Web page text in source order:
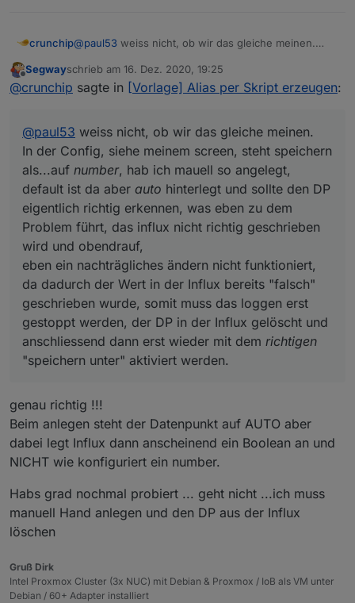
    "FLAGS": 1,
  },
  "from": "system.adapter.hm-rega.0",
  "_id": "hm-rpc.0.blabla.ENERGY_COUNTER",
  "acl": {
    "object": 1636,
    "owner": "system.user.admin",
"ownerGroup":
    "state": 1636
  }
crunchip@paul53 weiss nicht, ob wir das gleiche meinen.
als...aufnumber, hab ich mauell so angelegt, default
ist da aber
autohinterlegt und sollte den DP
wird und obendrauf,
eben ein nachträgliches ändern nicht funktioniert, da
dadurch der Wert in der Influx bereits "falsch"
geschrieben wurde, somit muss das loggen erst
gestoppt werden, der DP in der Influx gelöscht und
anschliessend dann erst wieder mit demrichtigen
"speichern unter" aktiviert werden.
Segwayschrieb am 16. Dez. 2020, 19:25
zuletzt editiert von
@crunchip sagte in [Vorlage] Alias per Skript erzeugen:
@paul53 weiss nicht, ob wir das gleiche meinen.
In der Config, siehe meinem screen, steht speichern
als...auf number, hab ich mauell so angelegt,
default ist da aber auto hinterlegt und sollte den DP
eigentlich richtig erkennen, was eben zu dem
Problem führt, das influx nicht richtig geschrieben
wird und obendrauf,
eben ein nachträgliches ändern nicht funktioniert,
da dadurch der Wert in der Influx bereits "falsch"
geschrieben wurde, somit muss das loggen erst
gestoppt werden, der DP in der Influx gelöscht und
anschliessend dann erst wieder mit dem richtigen
"speichern unter" aktiviert werden.
genau richtig !!!
Beim anlegen steht der Datenpunkt auf AUTO aber
dabei legt Influx dann anscheinend ein Boolean an und
NICHT wie konfiguriert ein number.
Habs grad nochmal probiert ... geht nicht ...ich muss
manuell Hand anlegen und den DP aus der Influx
löschen
Gruß Dirk
Intel Proxmox Cluster (3x NUC) mit Debian & Proxmox / IoB als VM unter
Debian / 60+ Adapter installiert